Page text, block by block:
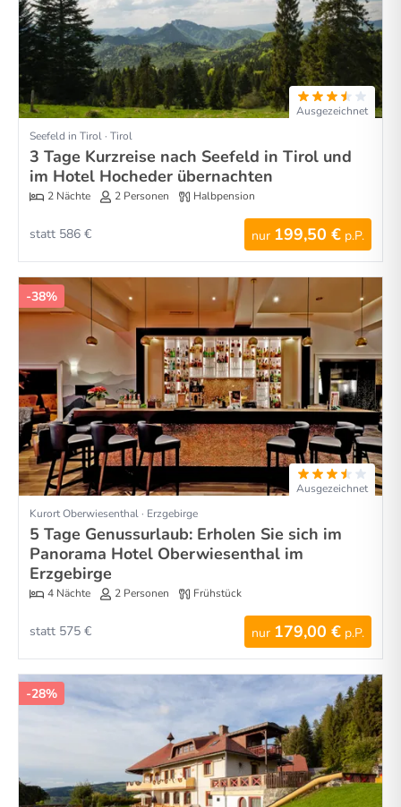
Ausgezeichnet
Seefeld in Tirol · Tirol
3 Tage Kurzreise nach Seefeld in Tirol und
im Hotel Hocheder übernachten
2 Nächte 2 Personen Halbpension
nur 199,50 € p.P.
statt 586 €
-38%
Ausgezeichnet
Kurort Oberwiesenthal · Erzgebirge
5 Tage Genussurlaub: Erholen Sie sich im
Panorama Hotel Oberwiesenthal im
Erzgebirge
4 Nächte 2 Personen Frühstück
nur 179,00 € p.P.
statt 575 €
-28%